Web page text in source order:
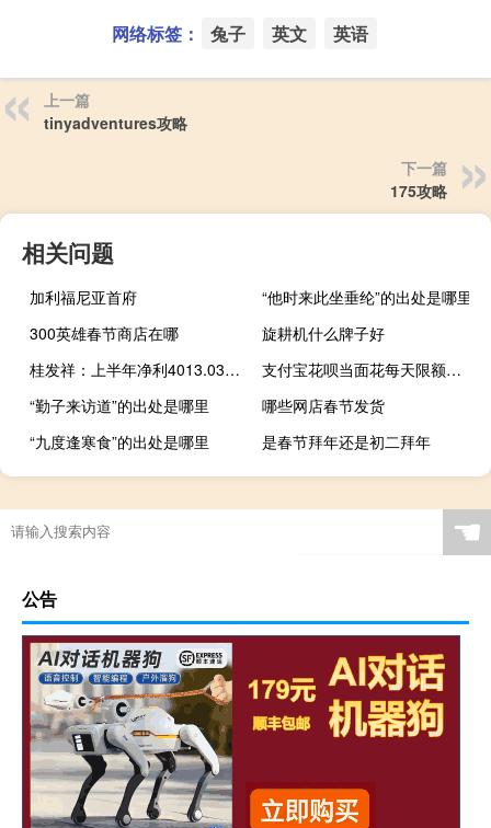
网络标签： 兔子 英文 英语
上一篇
tinyadventures攻略
下一篇
175攻略
相关问题
加利福尼亚首府
“他时来此坐垂纶”的出处是哪里
300英雄春节商店在哪
旋耕机什么牌子好
桂发祥：上半年净利4013.03万元 同比扭亏
支付宝花呗当面花每天限额吗（支付宝花呗当面花怎么用）
“勤子来访道”的出处是哪里
哪些网店春节发货
“九度逢寒食”的出处是哪里
是春节拜年还是初二拜年
☚
公告